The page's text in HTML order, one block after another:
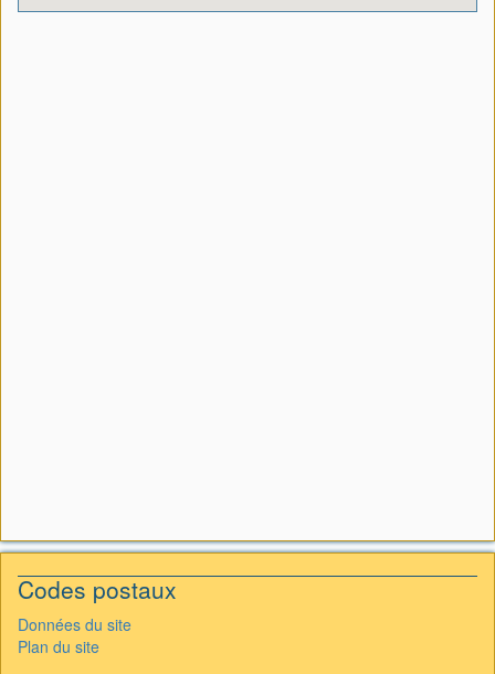
Codes postaux
Données du site
Plan du site